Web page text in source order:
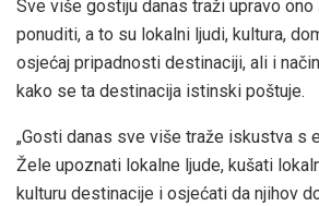
Sve više gostiju danas traži upravo
ponuditi, a to su lokalni ljudi, kultura,
osjećaj pripadnosti destinaciji, ali i
kako se ta destinacija istinski poštuje.
„Gosti danas sve više traže iskustva s
Žele upoznati lokalne ljude, kušati
kulturu destinacije i osjećati da njihov